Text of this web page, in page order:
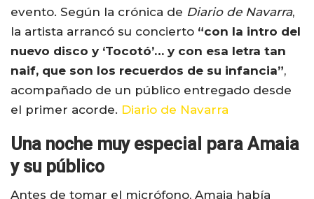
evento. Según la crónica de Diario de Navarra,
la artista arrancó su concierto “con la intro del
nuevo disco y ‘Tocotó’… y con esa letra tan
naif, que son los recuerdos de su infancia”,
acompañado de un público entregado desde
el primer acorde. Diario de Navarra
Una noche muy especial para Amaia
y su público
Antes de tomar el micrófono, Amaia había